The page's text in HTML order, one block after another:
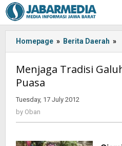
Skip
to
content
Homepage » Berita Daerah »
-
Menjaga Tradisi
Puasa
Tuesday, 17 July 2012
by Oban